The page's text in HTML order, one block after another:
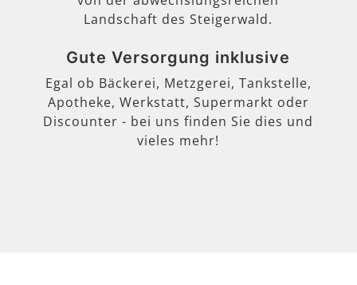
Landschaft des Steigerwald.
Gute Versorgung inklusive
Egal ob Bäckerei, Metzgerei, Tankstelle,
Apotheke, Werkstatt, Supermarkt oder
Discounter - bei uns finden Sie dies und
vieles mehr!